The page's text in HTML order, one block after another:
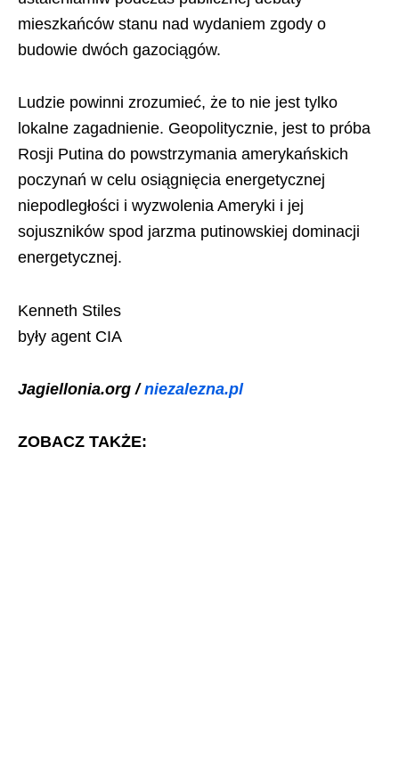
mieszkańców stanu nad wydaniem zgody o
budowie dwóch gazociągów.
Ludzie powinni zrozumieć, że to nie jest tylko
lokalne zagadnienie. Geopolitycznie, jest to próba
Rosji Putina do powstrzymania amerykańskich
poczynań w celu osiągnięcia energetycznej
niepodległości i wyzwolenia Ameryki i jej
sojuszników spod jarzma putinowskiej dominacji
energetycznej.
Kenneth Stiles
były agent CIA
Jagiellonia.org /niezalezna.pl
ZOBACZ TAKŻE: